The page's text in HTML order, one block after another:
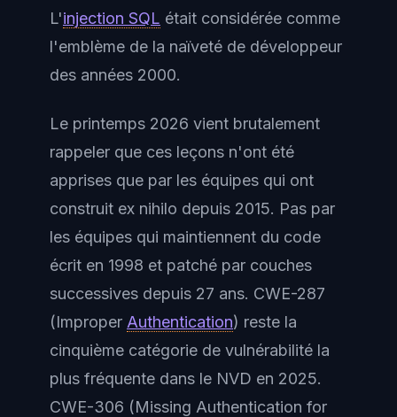
L'injection SQL était considérée comme
l'emblème de la naïveté de développeur
des années 2000.
Le printemps 2026 vient brutalement
rappeler que ces leçons n'ont été
apprises que par les équipes qui ont
construit ex nihilo depuis 2015. Pas par
les équipes qui maintiennent du code
écrit en 1998 et patché par couches
successives depuis 27 ans. CWE-287
(Improper Authentication) reste la
cinquième catégorie de vulnérabilité la
plus fréquente dans le NVD en 2025.
CWE-306 (Missing Authentication for